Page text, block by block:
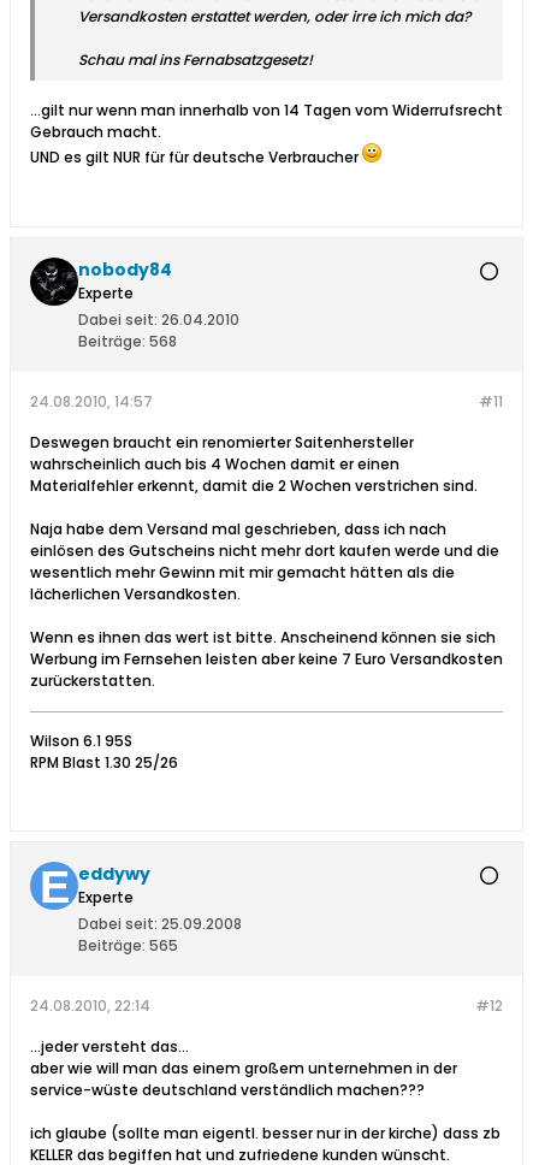
Versandkosten erstattet werden, oder irre ich mich da?
Schau mal ins Fernabsatzgesetz!
...gilt nur wenn man innerhalb von 14 Tagen vom Widerrufsrecht
Gebrauch macht.
UND es gilt NUR für für deutsche Verbraucher
nobody84
Experte
Dabei seit: 26.04.2010
Beiträge: 568
#11
24.08.2010, 14:57
Deswegen braucht ein renomierter Saitenhersteller
wahrscheinlich auch bis 4 Wochen damit er einen
Materialfehler erkennt, damit die 2 Wochen verstrichen sind.
Naja habe dem Versand mal geschrieben, dass ich nach
einlösen des Gutscheins nicht mehr dort kaufen werde und die
wesentlich mehr Gewinn mit mir gemacht hätten als die
lächerlichen Versandkosten.
Wenn es ihnen das wert ist bitte. Anscheinend können sie sich
Werbung im Fernsehen leisten aber keine 7 Euro Versandkosten
zurückerstatten.
Wilson 6.1 95S
RPM Blast 1.30 25/26
eddywy
Experte
Dabei seit: 25.09.2008
Beiträge: 565
#12
24.08.2010, 22:14
...jeder versteht das...
aber wie will man das einem großem unternehmen in der
service-wüste deutschland verständlich machen???
ich glaube (sollte man eigentl. besser nur in der kirche) dass zb
KELLER das begiffen hat und zufriedene kunden wünscht.